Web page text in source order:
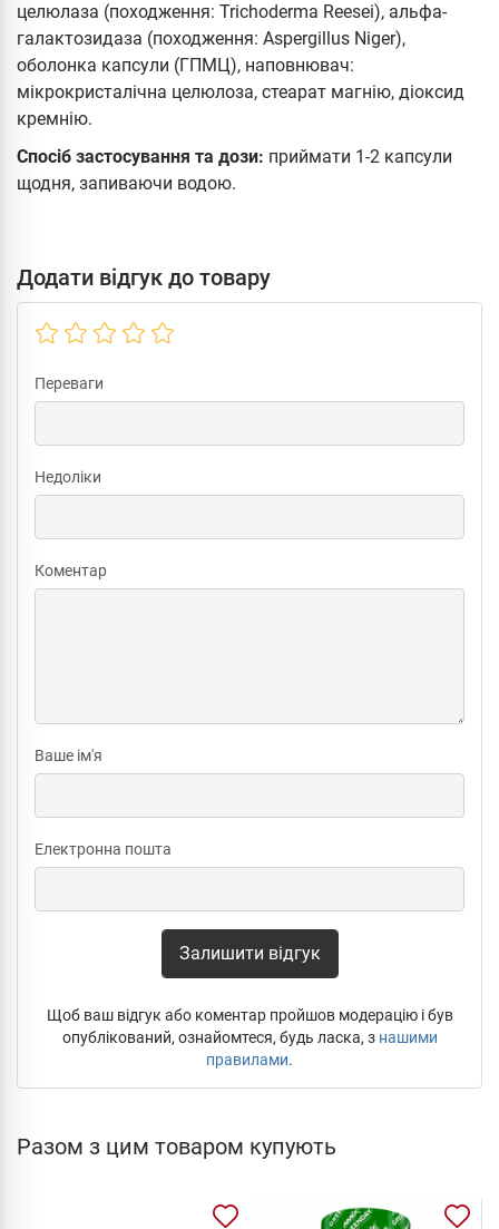
целюлаза (походження: Trichoderma Reesei), альфа-
галактозидаза (походження: Aspergillus Niger),
оболонка капсули (ГПМЦ), наповнювач:
мікрокристалічна целюлоза, стеарат магнію, діоксид
кремнію.
Спосіб застосування та дози: приймати 1-2 капсули
щодня, запиваючи водою.
Додати відгук до товару
Переваги
Недоліки
Коментар
Ваше ім'я
Електронна пошта
Залишити відгук
Щоб ваш відгук або коментар пройшов модерацію і був
опублікований, ознайомтеся, будь ласка, з нашими
правилами.
Разом з цим товаром купують